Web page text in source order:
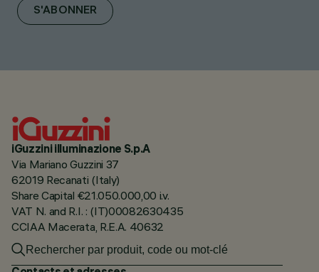
S'ABONNER
iGuzzini illuminazione S.p.A
Via Mariano Guzzini 37
62019 Recanati (Italy)
Share Capital €21.050.000,00 i.v.
VAT N. and R.I. : (IT)00082630435
CCIAA Macerata, R.E.A. 40632